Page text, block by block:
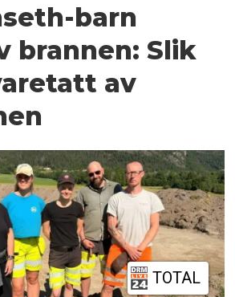
barn
brannen: Slik
av
TOTAL